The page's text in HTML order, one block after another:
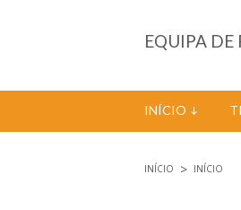
EQUIPA DE
INÍCIO
INÍCIO INÍCIO